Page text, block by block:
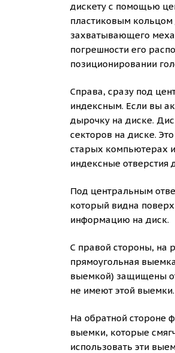
дискету с помощью
пластиковым кольцом
захватывающего
погрешности его
позиционировании
Справа, сразу под
индексным. Если вы
дырочку на диске.
секторов на диске.
старых компьютерах
индексные отверстия
Под центральным
который видна
информацию на диск.
С правой стороны, на
прямоугольная
выемкой) защищены
не имеют этой выемки.
На обратной стороне
выемки, которые
использовать эти